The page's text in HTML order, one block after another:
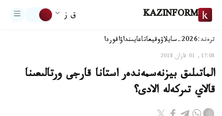
KAZINFORM ق ز
ترەند:2026-سايلاۋ وقيعاتاعايىنداۋاقوردا
17:08, 01 قازان 2018
الماتىلىق بيزنەسمەندەر استانا قارجى ورتالىعىنا
قالاي تىركەلە الادى؟